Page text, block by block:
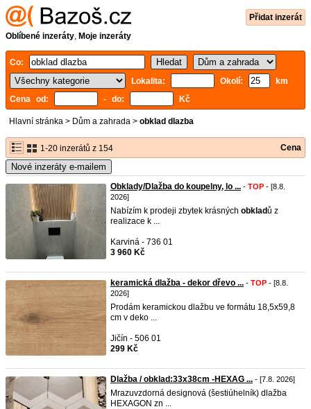
Přidat inzerát
Oblíbené inzeráty, Moje inzeráty
Co:
Lokalita:
Okolí:
km
Cena od:
- do: Kč
Hlavní stránka > Dům a zahrada > obklad dlazba
1-20 inzerátů z 154 Cena
Nové inzeráty e-mailem
Obklady/Dlažba do koupelny, lo ... - TOP - [8.8.
2026]
Nabízím k prodeji zbytek krásných obkladů z
realizace k ...
Karviná - 736 01
3 960 Kč
keramická dlažba - dekor dřevo ... - TOP - [8.8.
2026]
Prodám keramickou dlažbu ve formátu 18,5x59,8
cm v deko ...
Jičín - 506 01
299 Kč
Dlažba / obklad:33x38cm -HEXAG ... - [7.8. 2026]
Mrazuvzdorná designová (šestiúhelník) dlažba
HEXAGON zn ...